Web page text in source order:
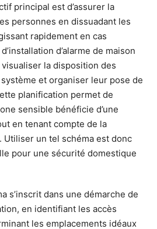
principal est d’assurer la
personnes en dissuadant les
rapidement en cas
d’alarme de maison
la disposition des
et organiser leur pose de
planification permet de
sensible bénéficie d’une
en tenant compte de la
un tel schéma est donc
pour une sécurité domestique
s’inscrit dans une démarche de
en identifiant les accès
les emplacements idéaux